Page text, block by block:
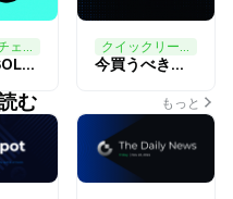
ブロックチェーン,Solana
HYPEはSOLを超えているのか？
クイックリード ,市場予測
今買うべき暗号資産: SOL, XRP, BTC, HBAR
む もっと